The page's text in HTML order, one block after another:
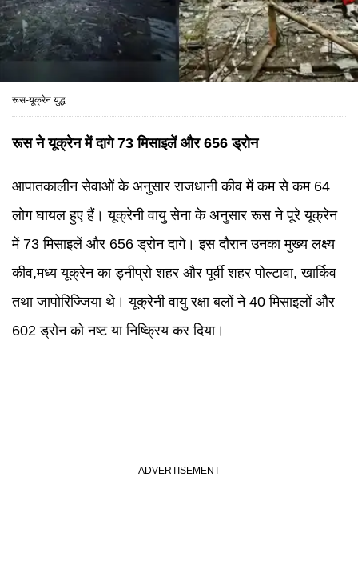
रूस-यूक्रेन युद्ध
रूस ने यूक्रेन में दागे 73 मिसाइलें और 656 ड्रोन
आपातकालीन सेवाओं के अनुसार राजधानी कीव में कम से कम 64
लोग घायल हुए हैं। यूक्रेनी वायु सेना के अनुसार रूस ने पूरे यूक्रेन
में 73 मिसाइलें और 656 ड्रोन दागे। इस दौरान उनका मुख्य लक्ष्य
कीव,मध्य यूक्रेन का ड्नीप्रो शहर और पूर्वी शहर पोल्टावा, खार्किव
तथा जापोरिज्जिया थे। यूक्रेनी वायु रक्षा बलों ने 40 मिसाइलों और
602 ड्रोन को नष्ट या निष्क्रिय कर दिया।